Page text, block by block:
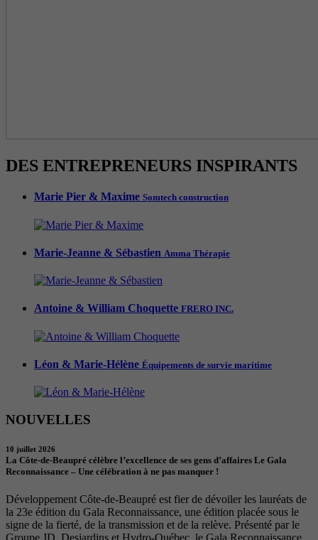
DES ENTREPRENEURS INSPIRANTS
Marie Pier & Maxime Somtech construction
Marie-Jeanne & Sébastien Amma Thérapie
Antoine & William Choquette FRERO INC.
Léon & Marie-Hélène Équipements de survie maritime
NOUVELLES
10 juillet 2026
La Côte-de-Beaupré célèbre l’excellence de ses gens d’affaires Le Gala
Reconnaissance – Une célébration à ne pas manquer !
Développement Côte-de-Beaupré est fier de dévoiler les lauréats de
la 23e édition du Gala Reconnaissance, une édition placée sous le
signe de la fierté, de la transmission et de la relève. Présenté par le